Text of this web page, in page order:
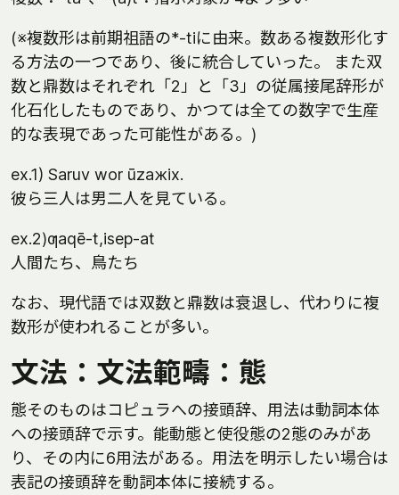
(※複数形は前期祖語の*-tiに由来。数ある複数形化す
る方法の一つであり、後に統合していった。 また双
数と鼎数はそれぞれ「2」と「3」の従属接尾辞形が
化石化したものであり、かつては全ての数字で生産
的な表現であった可能性がある。)
ex.1) Saruv wor ūzaжix.
彼ら三人は男二人を見ている。
ex.2)ƣaqē-t,isep-at
人間たち、鳥たち
なお、現代語では双数と鼎数は衰退し、代わりに複
数形が使われることが多い。
文法：文法範疇：態
態そのものはコピュラへの接頭辞、用法は動詞本体
への接頭辞で示す。能動態と使役態の2態のみがあ
り、その内に6用法がある。用法を明示したい場合は
表記の接頭辞を動詞本体に接続する。